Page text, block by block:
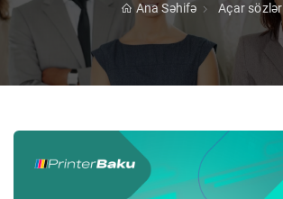
Ana Səhifə Açar sözlər